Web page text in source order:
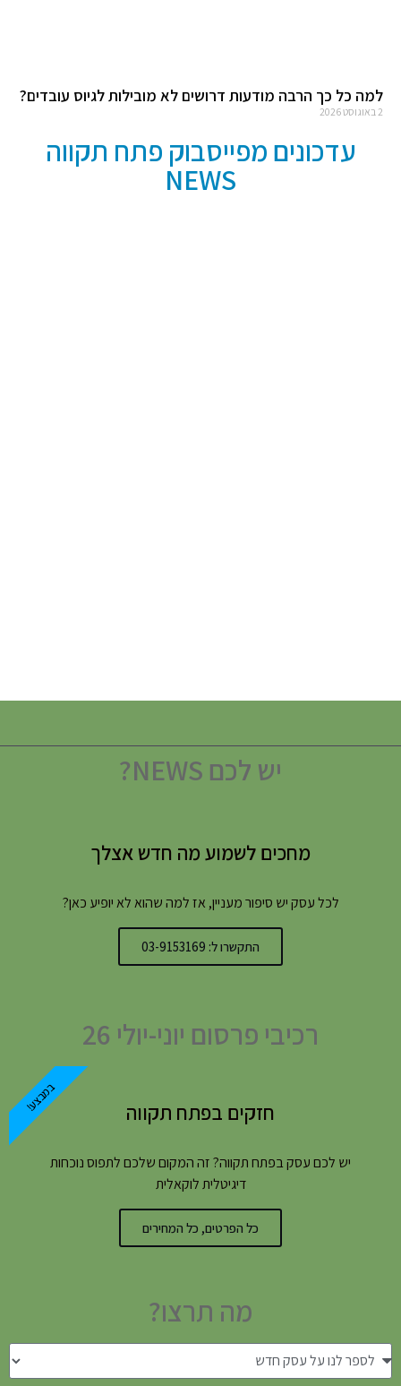
למה כל כך הרבה מודעות דרושים לא מובילות לגיוס עובדים?
2 באוגוסט 2026
עדכונים מפייסבוק פתח תקווה
NEWS
יש לכם NEWS?
מחכים לשמוע מה חדש אצלך
לכל עסק יש סיפור מעניין, אז למה שהוא לא יופיע כאן?
התקשרו ל: 03-9153169
רכיבי פרסום יוני-יולי 26
חזקים בפתח תקווה
יש לכם עסק בפתח תקווה? זה המקום שלכם לתפוס נוכחות
דיגיטלית לוקאלית
כל הפרטים, כל המחירים
במבצע!
מה תרצו?